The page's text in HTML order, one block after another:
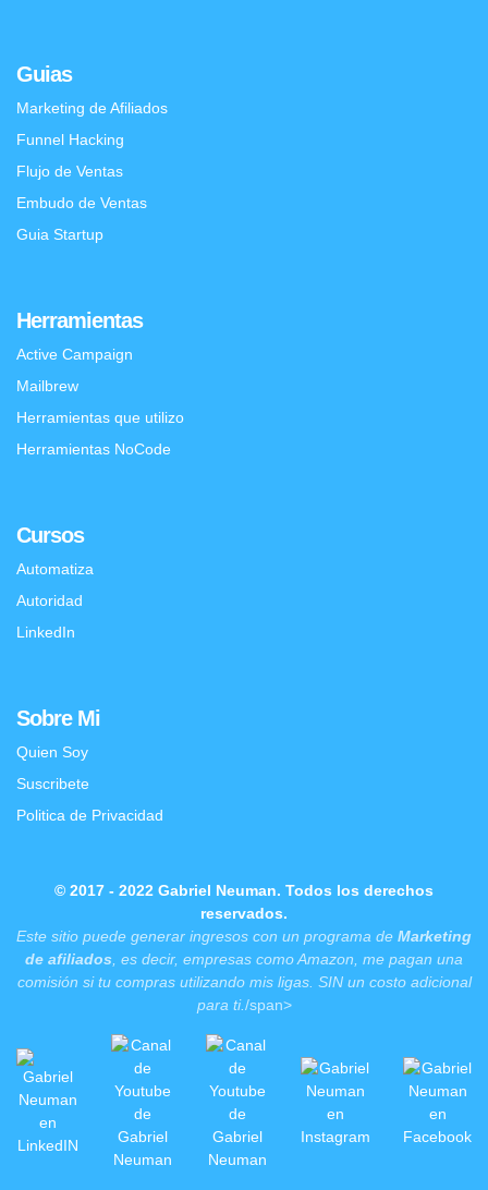
Guias
Marketing de Afiliados
Funnel Hacking
Flujo de Ventas
Embudo de Ventas
Guia Startup
Herramientas
Active Campaign
Mailbrew
Herramientas que utilizo
Herramientas NoCode
Cursos
Automatiza
Autoridad
LinkedIn
Sobre Mi
Quien Soy
Suscribete
Politica de Privacidad
© 2017 - 2022 Gabriel Neuman. Todos los derechos
reservados.
Este sitio puede generar ingresos con un programa de Marketing
de afiliados , es decir, empresas como Amazon, me pagan una
comisión si tu compras utilizando mis ligas. SIN un costo adicional
para ti./span>